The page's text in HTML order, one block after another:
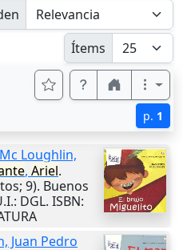
Ítems
p. 1
Mc Loughlin,
, Ariel.
9). Buenos
: DGL. ISBN:
Juan Pedro